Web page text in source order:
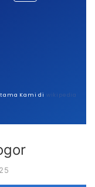
Kami di wikipedia